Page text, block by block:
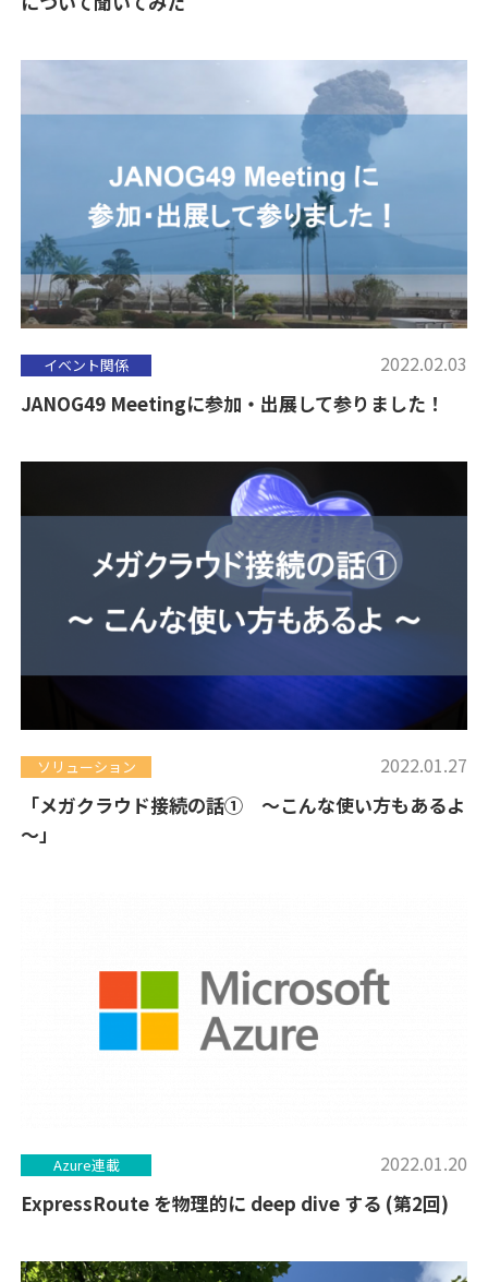
イベント関係 2022.02.03
JANOG49 Meetingに参加・出展して参りました！
ソリューション 2022.01.27
「メガクラウド接続の話① ～こんな使い方もあるよ
～」
Azure連載 2022.01.20
ExpressRoute を物理的に deep dive する (第2回)